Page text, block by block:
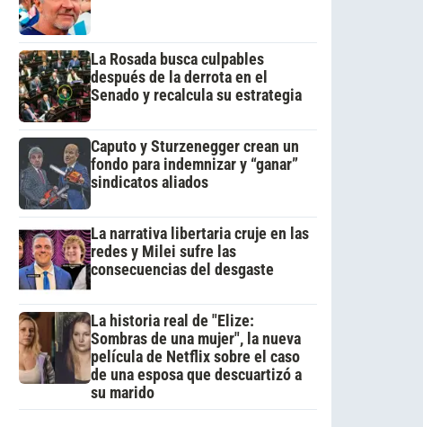
La Rosada busca culpables
después de la derrota en el
Senado y recalcula su estrategia
Caputo y Sturzenegger crean un
fondo para indemnizar y “ganar”
sindicatos aliados
La narrativa libertaria cruje en las
redes y Milei sufre las
consecuencias del desgaste
La historia real de "Elize:
Sombras de una mujer", la nueva
película de Netflix sobre el caso
de una esposa que descuartizó a
su marido